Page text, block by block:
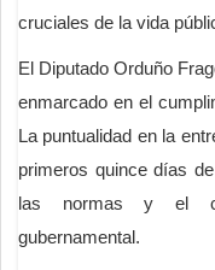
cruciales de la vida
El Diputado Orduño
enmarcado en el
La puntualidad en la
primeros quince días
las normas y el
gubernamental.